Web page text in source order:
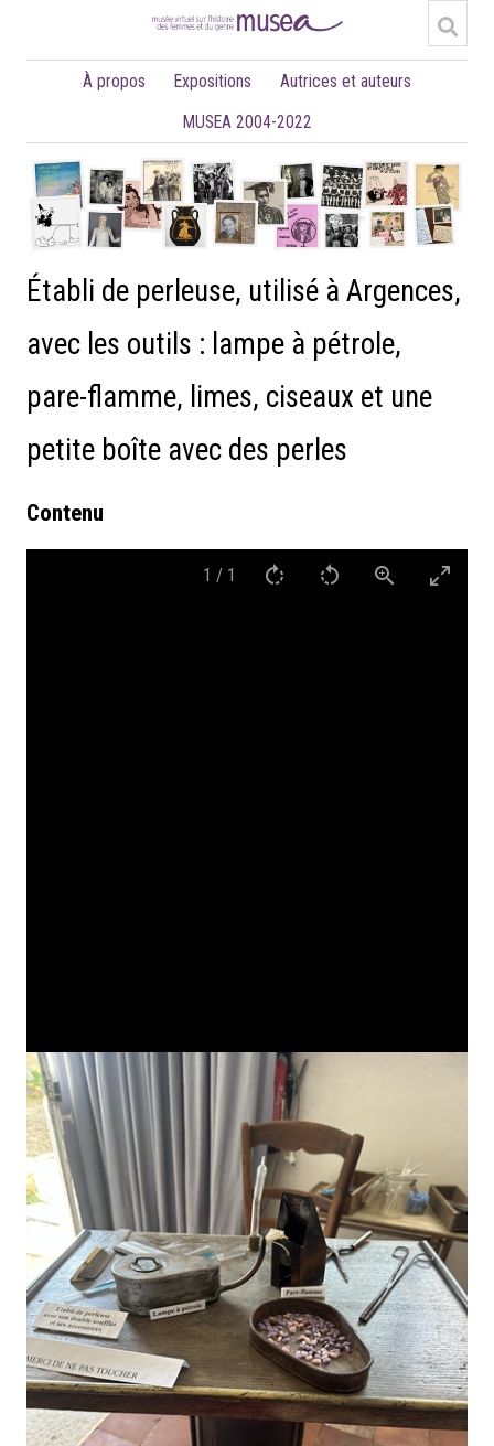
À propos Expositions
Autrices et auteurs
MUSEA 2004-2022
Établi de perleuse, utilisé à Argences,
avec les outils : lampe à pétrole,
pare-flamme, limes, ciseaux et une
petite boîte avec des perles
Contenu
1 / 1